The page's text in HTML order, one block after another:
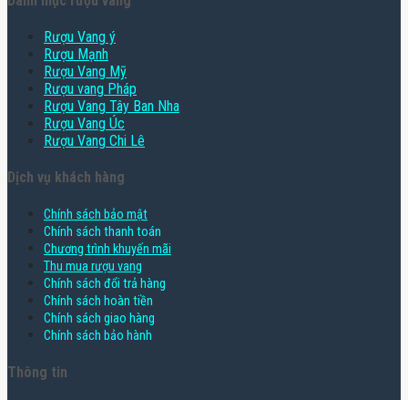
Rượu Vang ý
Rượu Mạnh
Rượu Vang Mỹ
Rượu vang Pháp
Rượu Vang Tây Ban Nha
Rượu Vang Úc
Rượu Vang Chi Lê
Dịch vụ khách hàng
Chính sách bảo mật
Chính sách thanh toán
Chương trình khuyến mãi
Thu mua rượu vang
Chính sách đổi trả hàng
Chính sách hoàn tiền
Chính sách giao hàng
Chính sách bảo hành
Thông tin